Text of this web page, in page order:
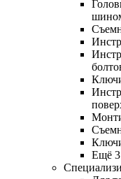
Ещё 3